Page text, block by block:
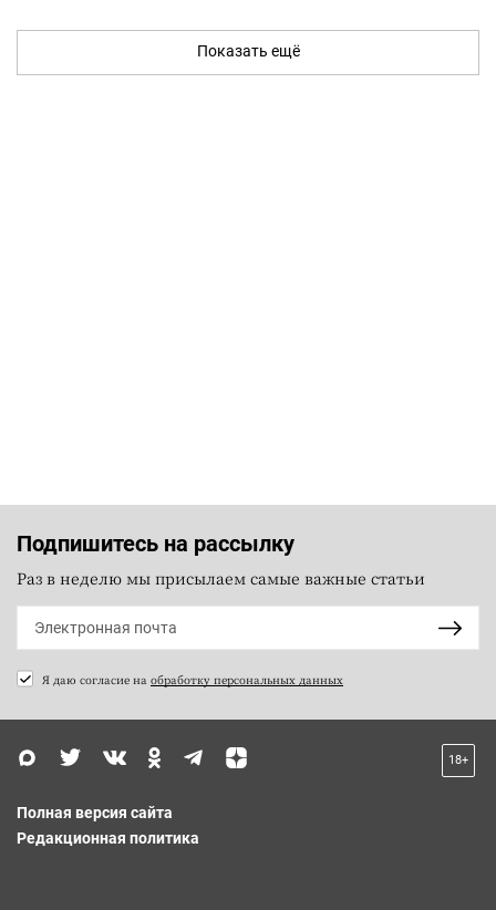
Показать ещё
Подпишитесь на рассылку
Раз в неделю мы присылаем самые важные статьи
Я даю согласие на обработку персональных данных
18+
Полная версия сайта
Редакционная политика